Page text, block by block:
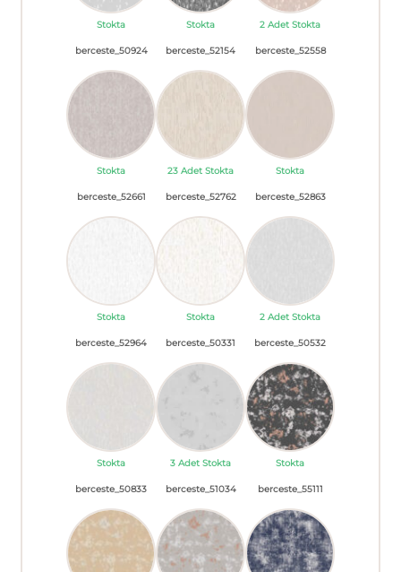
Stokta Stokta 2 Adet Stokta
berceste_50924
Stokta
berceste_52154
23 Adet Stokta
berceste_52558
Stokta
berceste_52661
Stokta
berceste_52762
Stokta
berceste_52863
2 Adet Stokta
berceste_52964
Stokta
berceste_50331
3 Adet Stokta
berceste_50532
Stokta
berceste_50833 berceste_51034 berceste_55111